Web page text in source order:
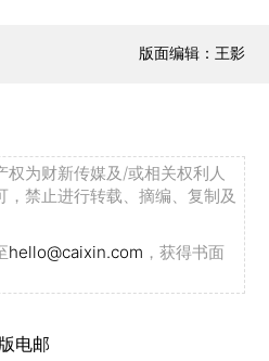
版面编辑：王影
权为财新传媒及/或相关权利人
禁止进行转载、摘编、复制及
hello@caixin.com ，获得书面
电邮